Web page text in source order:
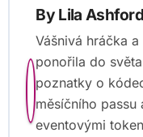
By Lila Ashford
Vášnivá hráčka
ponořila do
poznatky o
měsíčního
eventovými